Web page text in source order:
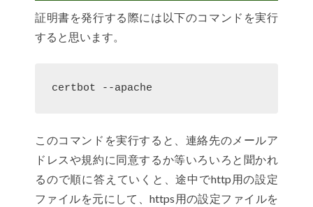
証明書を発行する際には以下のコマンドを実行
すると思います。
certbot --apache
このコマンドを実行すると、連絡先のメールア
ドレスや規約に同意するか等いろいろと聞かれ
るので順に答えていくと、途中でhttp用の設定
ファイルを元にして、https用の設定ファイルを